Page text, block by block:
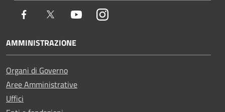
Facebook Twitter YoutubeInstagram
AMMINISTRAZIONE
Organi di Governo
Aree Amministrative
Uffici